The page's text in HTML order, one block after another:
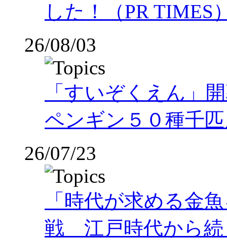
した！（PR TIMES
26/08/03
「すいぞくえん」
ペンギン５０種千
26/07/23
「時代が求める金
戦 江戸時代から